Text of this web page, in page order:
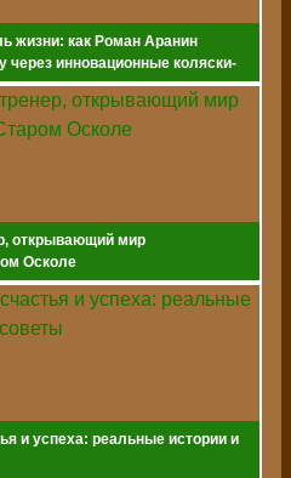
жизни: как Роман Аранин
через инновационные коляски-
открывающий мир
Осколе
и успеха: реальные истории и